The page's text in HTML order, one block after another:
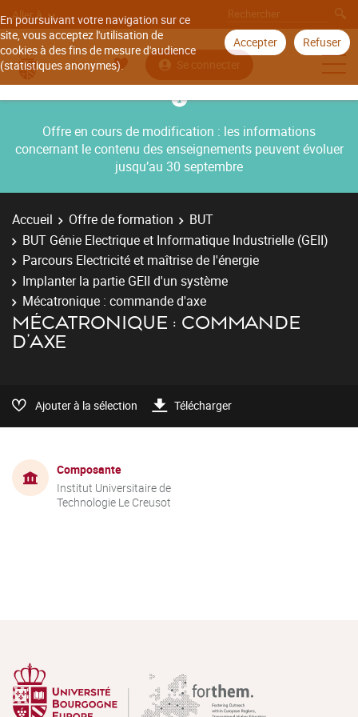
En poursuivant votre navigation sur ce
site, vous acceptez l'utilisation de
cookies à des fins de mesure d'audience
(statistiques anonymes).
Accepter Refuser
Aller à
Se connecter
Offre en cours de modification : les informations
concernant le contenu des enseignements peuvent évoluer
jusqu’au 30 septembre
Accueil Offre de formation
BUT
BUT Génie Electrique et Informatique Industrielle (GEII)
Parcours Electricité et maîtrise de l'énergie
Implanter la partie GEII d'un système
Mécatronique : commande d'axe
MÉCATRONIQUE : COMMANDE
D'AXE
Ajouter à la sélection Télécharger
Composante
Institut Universitaire de
Technologie Le Creusot